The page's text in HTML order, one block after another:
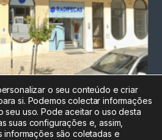
para a rede fixa
nacional
212
o seu conteúdo e criar
si. Podemos colectar informações
seu uso. Pode aceitar o uso desta
suas configurações e, assim,
informações são coletadas e